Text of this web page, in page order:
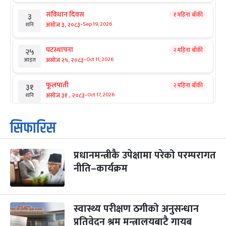
३
शनि
संविधान दिवस
असोज ३, २०८३-Sep 19, 2026
१ महिना बाँकी
२५
आइत
घटस्थापना
असोज २५, २०८३-Oct 11, 2026
२ महिना बाँकी
३१
शनि
फूलपाती
असोज ३१ , २०८३-Oct 17, 2026
२ महिना बाँकी
१
आइत
कार्तिक सङ्क्रान्ति
कार्तिक १, २०८३
३
मंगल
महानवमी
कार्तिक ३, २०८३-Oct 20, 2026
२ महिना बाँकी
४
बुध कार्तिक ४, २०८३ Oct 21, 2026
सिफारिस
प्रधानमन्त्रीकै उपेक्षामा परेको परम्परागत
नीति–कार्यक्रम
स्वास्थ्य परीक्षण ठगीको अनुसन्धान
प्रतिवेदन श्रम मन्त्रालयबाटै गायब